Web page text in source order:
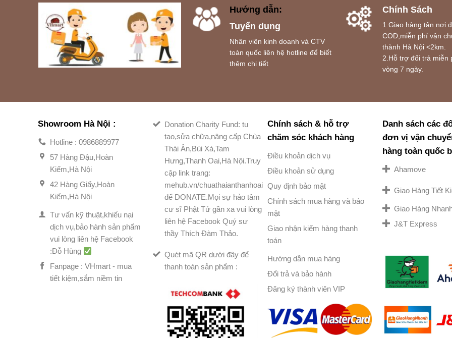
Hướng dẫn:
Tuyển dụng
Nhân viên kinh doanh và CTV
toàn quốc liên hệ hotline để biết
thêm chi tiết
Chính Sách
1.Giao hàng tận nơi
COD,miễn phí vận
thành Hà Nội <2km.
2.Hỗ trợ đổi trả miễn
vòng 7 ngày.
Showroom Hà Nội :
Hotline : 0986889977
57 Hàng Đậu,Hoàn
Kiếm,Hà Nội
42 Hàng Giấy,Hoàn
Kiếm,Hà Nội
Tư vấn kỹ thuật,khiếu nại
dịch vụ,bảo hành sản phẩm
vui lòng liên hệ Facebook
:Đỗ Hùng
Fanpage : VHmart - mua
tiết kiệm,sắm niềm tin
Donation Charity Fund: tu
tạo,sửa chữa,nâng cấp Chùa
Thái Ân,Bùi Xá,Tam
Hưng,Thanh Oai,Hà Nội.Truy
cập link trang:
mehub.vn/chuathaianthanhoai
để DONATE.Mọi sự hảo tâm
cư sĩ Phật Tử gần xa vui lòng
liên hệ Facebook Quý sư
thầy Thích Đàm Thảo.
Quét mã QR dưới đây để
thanh toán sản phẩm :
Chính sách & hỗ trợ
chăm sóc khách hàng
Điều khoản dịch vụ
Điều khoản sử dụng
Quy định bảo mật
Chính sách mua hàng và bảo
mật
Giao nhận kiểm hàng thanh
toán
Hướng dẫn mua hàng
Đổi trả và bảo hành
Đăng ký thành viên VIP
Danh sách các
đơn vị vận
hàng toàn quốc
Ahamove
Giao Hàng Tiết
Giao Hàng
J&T Express